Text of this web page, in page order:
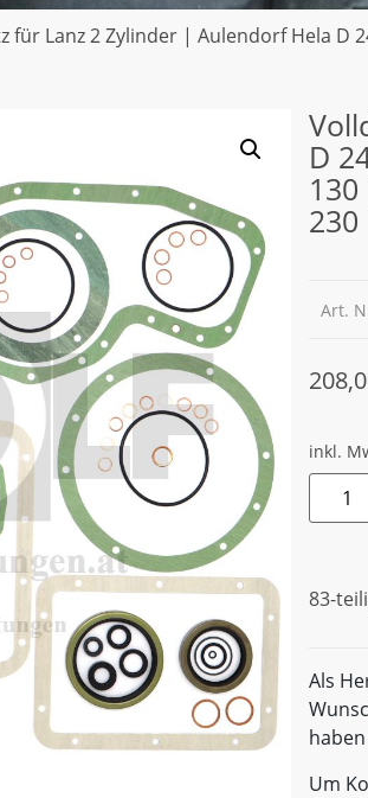
für Lanz 2 Zylinder | Aulendorf Hela D
D
Art.
inkl.
83-
Als
Um